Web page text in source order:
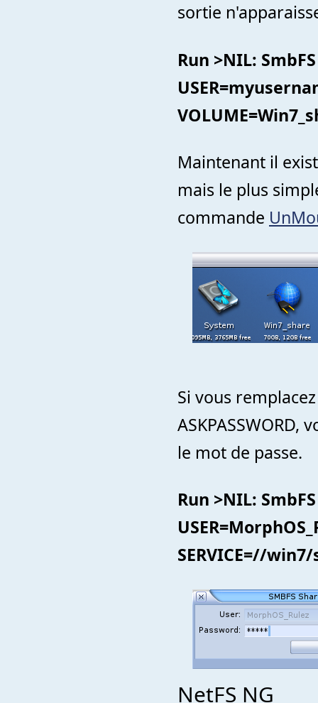
sortie
Run >NIL:
Maintenant il
mais le plus
commande
Si vous
le mot de passe.
Run >NIL:
SERVICE=//
NetFS NG